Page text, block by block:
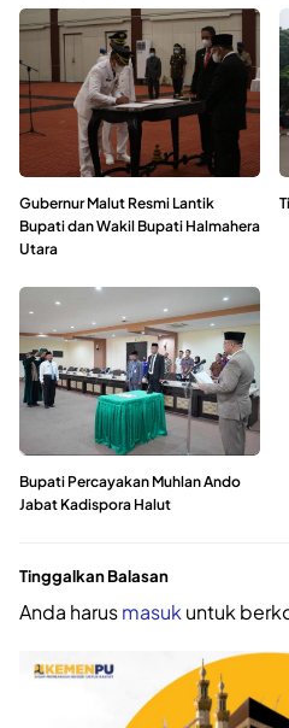
Gubernur Malut Resmi Lantik
Bupati dan Wakil Bupati Halmahera
Utara
Bupati Percayakan Muhlan Ando
Jabat Kadispora Halut
Tinggalkan Balasan
Anda harusmasuk untuk